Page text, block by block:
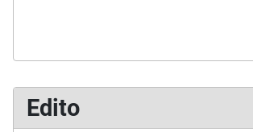
Edito